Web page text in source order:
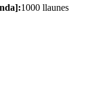
1000 llaunes